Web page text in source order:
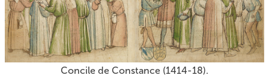
Concile de Constance (1414-18).